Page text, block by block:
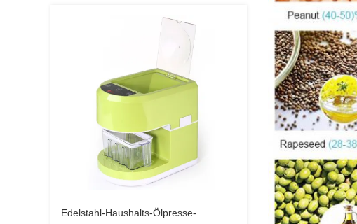
Edelstahl-Haushalts-Ölpresse-